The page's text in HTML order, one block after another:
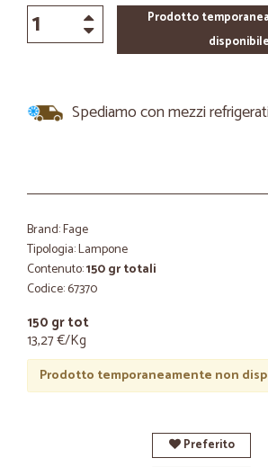
Prodotto
disponibile
Spediamo con mezzi
Brand: Fage
Tipologia: Lampone
Contenuto:150 gr totali
Codice: 67370
150 gr tot
13,27 €/Kg
Prodotto temporaneamente non
Preferito